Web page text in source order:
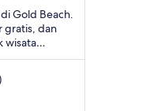
Gold Beach.
gratis, dan
wisata
Patterson